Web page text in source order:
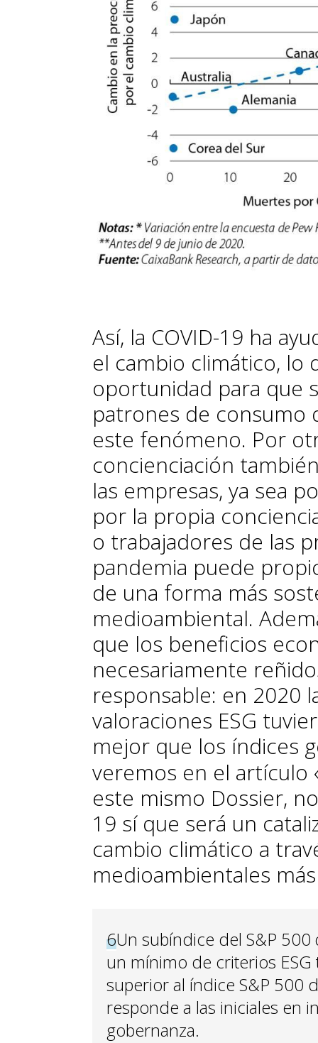
Así, la COVID-19 ha
el cambio climático, lo
oportunidad para que
patrones de consumo
este fenómeno. Por
concienciación
las empresas, ya sea
por la propia
o trabajadores de las
pandemia puede
de una forma más
medioambiental.
que los beneficios
necesariamente
responsable: en 2020
valoraciones ESG
mejor que los índices
veremos en el artículo
este mismo Dossier,
19 sí que será un
cambio climático a
medioambientales
6Un subíndice del S&P
un mínimo de criterios
superior al índice S&P 500
responde a las iniciales en
gobernanza.